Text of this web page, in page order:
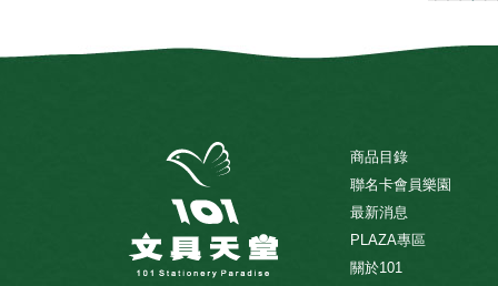
商品目錄
聯名卡會員樂園
最新消息
PLAZA專區
關於101